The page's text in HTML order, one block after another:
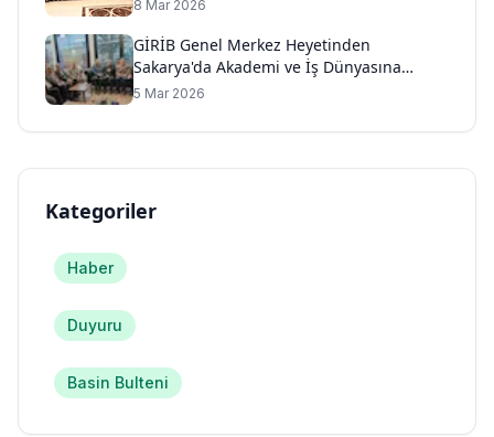
8 Mar 2026
GİRİB Genel Merkez Heyetinden
Sakarya'da Akademi ve İş Dünyasına
Anlamlı Temaslar
5 Mar 2026
Kategoriler
Haber
Duyuru
Basin Bulteni